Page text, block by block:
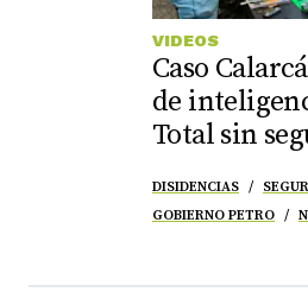
VIDEOS
Caso
de
Total sin
DISIDENCIAS
GOBIERNO PETRO